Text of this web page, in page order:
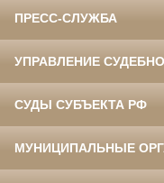
ПРЕСС-СЛУЖБА
УПРАВЛЕНИЕ
СУДЫ СУБЪЕКТА РФ
МУНИЦИПАЛЬНЫЕ